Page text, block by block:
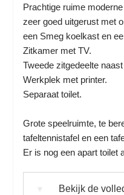
Prachtige ruime
zeer goed uitgerust met
een Smeg koelkast en
Zitkamer met TV.
Tweede zitgedeelte
Werkplek met printer.
Separaat toilet.
Grote speelruimte, te
tafeltennistafel en een
Er is nog een apart toilet
Bekijk de